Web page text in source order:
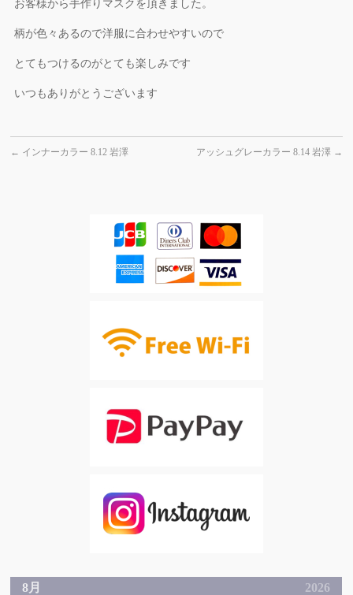
お客様から手作りマスクを頂きました。
柄が色々あるので洋服に合わせやすいので
とてもつけるのがとても楽しみです
いつもありがとうございます
← インナーカラー 8.12 岩澤 アッシュグレーカラー 8.14 岩澤 →
8月 2026